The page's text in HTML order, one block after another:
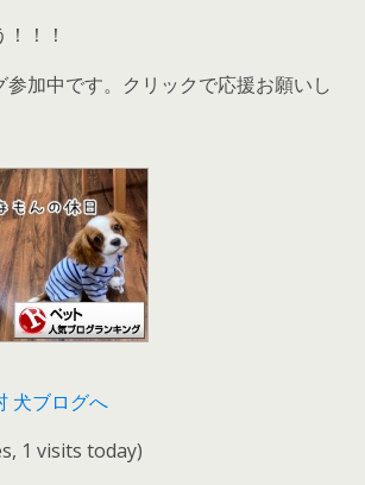
！！
参加中です。クリックで応援お願いし
1 visits today)